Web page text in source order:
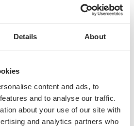
Details About
content and ads, to
and to analyse our traffic.
about your use of our site with
and analytics partners who
les bons produits
votre animal